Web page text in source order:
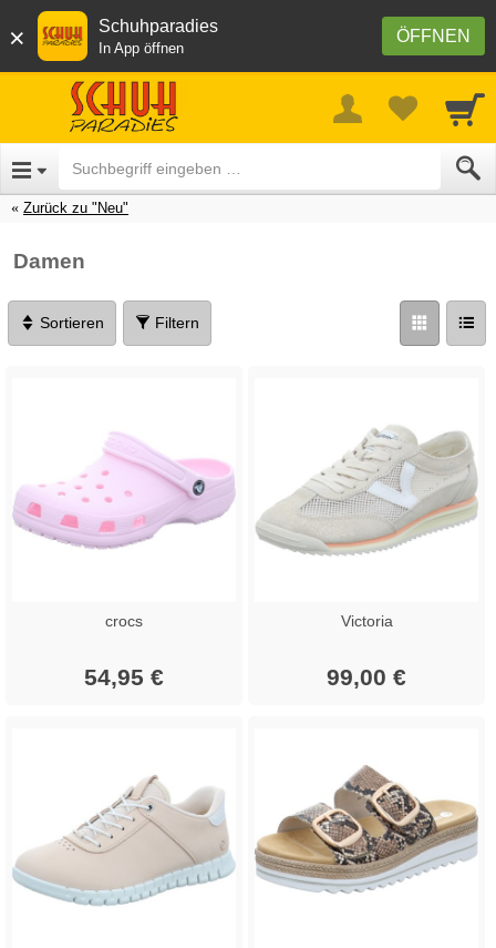
× ÖFFNEN
Schuhparadies
In App öffnen
Zurück zu "Neu"
Damen
Sortieren Filtern
crocs
54,95 €
Victoria
99,00 €